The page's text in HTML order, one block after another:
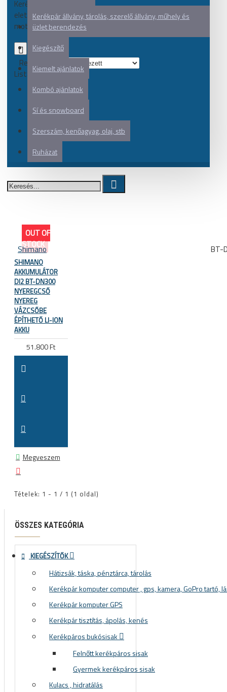
Kerékpár állvány, tárolás, szerelő állvány, műhely és
üzlet berendezés
Kiegészítő
Kiemelt ajánlatok
Kombó ajánlatok
Sí és snowboard
Szerszám, kenőagyag, olaj, stb
Ruházat
Kerékpár akkumulátor
eletromos váltórendszerhez,
motorhoz, stb
0
Rendezés:
Listázás:
OUT OF
STOCK
Shimano BT-
SHIMANO
AKKUMULÁTOR
DI2 BT-DN300
NYEREGCSŐ
NYEREG
VÁZCSŐBE
ÉPÍTHETŐ LI-ION
AKKU
51.800 Ft
Megveszem
Tételek: 1 - 1 / 1 (1 oldal)
ÖSSZES KATEGÓRIA
KIEGÉSZÍTŐK
Hátizsák, táska, pénztárca, tárolás
Kerékpár komputer computer , gps, kamera, GoPro tartó,
Kerékpár komputer GPS
Kerékpár tisztítás, ápolás, kenés
Kerékpáros bukósisak
Felnőtt kerékpáros sisak
Gyermek kerékpáros sisak
Kulacs , hidratálás